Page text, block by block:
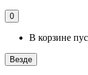
0
В корзине
Везде